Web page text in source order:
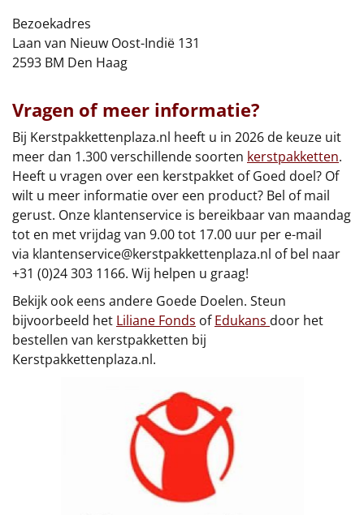
Tas
Wake up light
NIEUW
Borrelplank
Warmtekussen
NIEUW
Slowcooker POPULAIR
Noodradio NIEUW
Deken (fleece plaid)
Alle artikelen
Overige
Ideeën
Sinterklaaspakketten
Bezoekadres
Laan van Nieuw Oost-Indië 131
2593 BM Den Haag
Vragen of meer informatie?
Bij Kerstpakkettenplaza.nl heeft u in 2026 de keuze uit
meer dan 1.300 verschillende soorten kerstpakketten.
Heeft u vragen over een kerstpakket of Goed doel? Of
wilt u meer informatie over een product? Bel of mail
gerust. Onze klantenservice is bereikbaar van maandag
tot en met vrijdag van 9.00 tot 17.00 uur per e-mail
via klantenservice@kerstpakkettenplaza.nl of bel naar
+31 (0)24 303 1166. Wij helpen u graag!
Bekijk ook eens andere Goede Doelen. Steun
bijvoorbeeld het Liliane Fonds ofEdukans door het
bestellen van kerstpakketten bij
Kerstpakkettenplaza.nl.